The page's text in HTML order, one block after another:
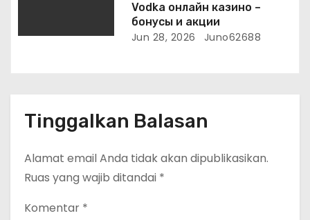
Vodka онлайн казино –
бонусы и акции
Jun 28, 2026 Juno62688
Tinggalkan Balasan
Alamat email Anda tidak akan dipublikasikan.
Ruas yang wajib ditandai *
Komentar *